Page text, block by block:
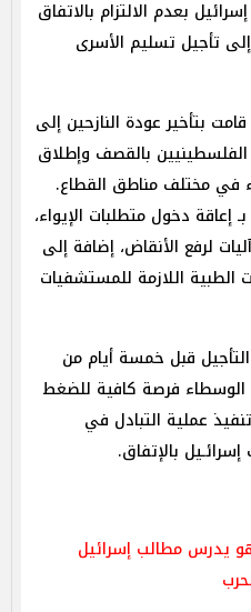
بعدم الالتزام بالاتفاق
تأجيل تسليم الأسرى
بتأخير عودة النازحين إلى
بالقصف وإطلاق
في مختلف مناطق القطاع.
دخول متطلبات الإيواء،
لرفع الأنقاض، إضافة إلى
الطبية اللازمة للمستشفيات
قبل خمسة أيام من
الوسطاء فرصة كافية للضغط
عملية التبادل في
بالإتفاق.
يدرس مطالب إسرائيل